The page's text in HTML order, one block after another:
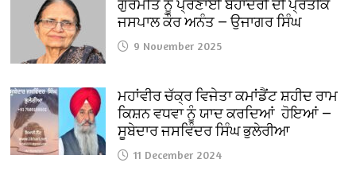
ਗੁਰਮਤਿ ਨੂੰ ਪ੍ਰਣਾਈ ਬਹਾਦਰੀ ਦੀ ਪ੍ਰਤੀਕ
ਜਸਪਾਲ ਕੌਰ ਅਨੰਤ — ਉਜਾਗਰ ਸਿੰਘ
9 November 2025
ਮਹਾਂਵੀਰ ਚੱਕ੍ਰ ਵਿਜੇਤਾ ਕਮਾਂਡੈਂਟ ਸ਼ਹੀਦ ਰਾਮ
ਕਿਸ਼ਨ ਵਧਵਾ ਨੂੰ ਯਾਦ ਕਰਦਿਆਂ ਹੋਇਆਂ —
ਸੂਬੇਦਾਰ ਜਸਵਿੰਦਰ ਸਿੰਘ ਭੁਲੇਰੀਆ
11 December 2024